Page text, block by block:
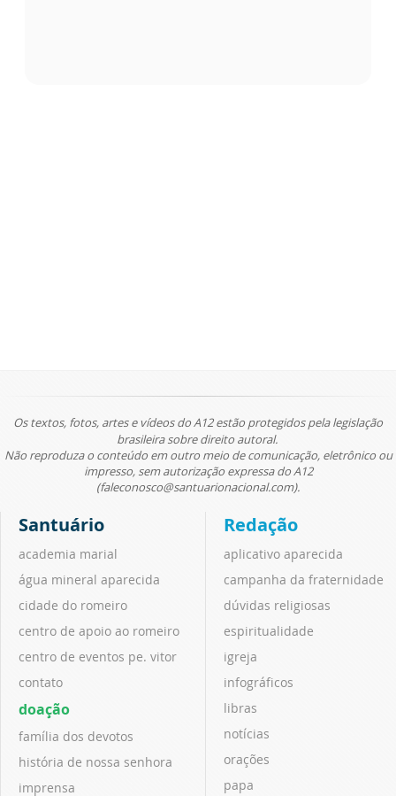
Os textos, fotos, artes e vídeos do A12 estão protegidos pela legislação
brasileira sobre direito autoral.
Não reproduza o conteúdo em outro meio de comunicação, eletrônico ou
impresso, sem autorização expressa do A12
(faleconosco@santuarionacional.com).
Santuário
academia marial
água mineral aparecida
cidade do romeiro
centro de apoio ao romeiro
centro de eventos pe. vitor
contato
doação
família dos devotos
história de nossa senhora
imprensa
Redação
aplicativo aparecida
campanha da fraternidade
dúvidas religiosas
espiritualidade
igreja
infográficos
libras
notícias
orações
papa